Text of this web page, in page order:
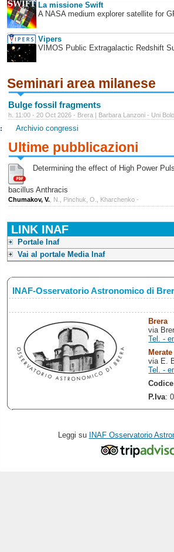
La missione Swift
A NASA medium explorer satellite for
Vipers
VIMOS Public Extragalactic Redshift
Seminari area milanese
Bulge fossil fragments
h. 11:00 - 20 Oct 2026 - Brera | Barbara Lanzoni - Uni
Archivio congressi
Ultime pubblicazioni
Determining the effect of High Power
bacillus Anthracis
Chumakov, V. , N., Pinchuk, O., Kharchenko -
LINK INAF
Portale Inaf
Vai al portale Media Inaf
INAF-Osservatorio Astronomico di
Brera
via
Tel. -
Merate
via E.
Tel. -
P.Iva:
Leggi su INAF Osservatorio